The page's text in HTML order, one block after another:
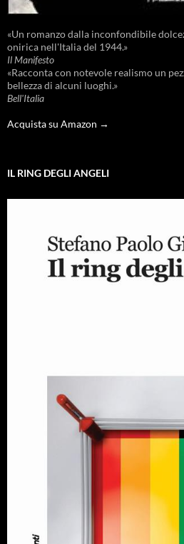
«Un romanzo dalla inconfondibile
onirica nell'Italia del 1944.»
Il Manifesto
«Racconta con notevole realismo un
bellezza di alcuni luoghi.»
Bell'Italia
Acquista su Amazon →
IL RING DEGLI ANGELI